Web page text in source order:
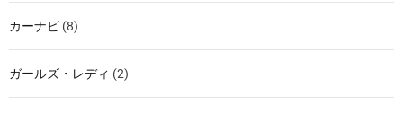
カーナビ (8)
ガールズ・レディ (2)